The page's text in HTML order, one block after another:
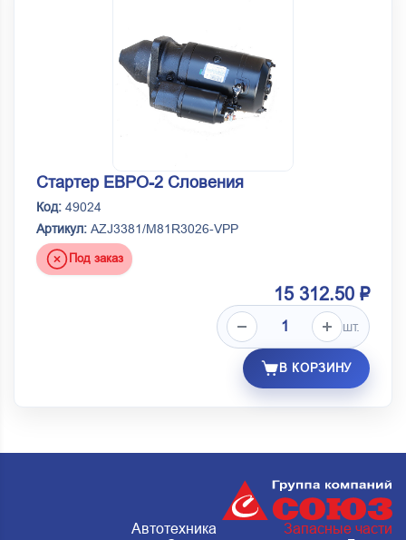
Стартеp ЕВРО-2 Словения
Код: 49024
Артикул: AZJ3381/M81R3026-VPP
Под заказ
15 312.50 ₽
шт.
В КОРЗИНУ
Автотехника
Запасные части